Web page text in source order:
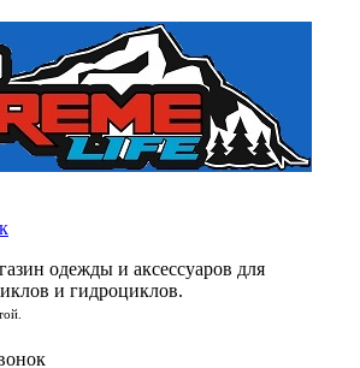
одежды и аксессуаров для
и гидроциклов.